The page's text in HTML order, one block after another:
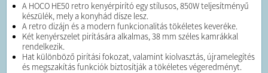
A HOCO HE50 retro kenyérpirító egy stílusos, 850W teljesítményű
készülék, mely a konyhád dísze lesz.
A retro dizájn és a modern funkcionalitás tökéletes keveréke.
Két kenyérszelet pirítására alkalmas, 38 mm széles kamrákkal
rendelkezik.
Hat különböző pirítási fokozat, valamint kiolvasztás, újramelegítés
és megszakítás funkciók biztosítják a tökéletes végeredményt.